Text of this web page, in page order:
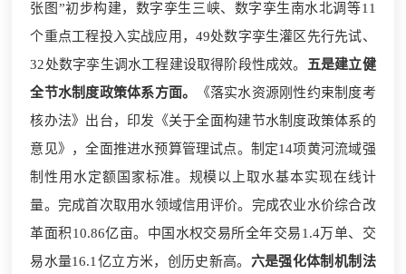
张图”初步构建，数字孪生三峡、数字孪生南水北调等11
个重点工程投入实战应用，49处数字孪生灌区先行先试、
32处数字孪生调水工程建设取得阶段性成效。 五是建立健
全节水制度政策体系方面。
《落实水资源刚性约束制度考
核办法》出台，印发《关于全面构建节水制度政策体系的
意见》，全面推进水预算管理试点。制定14项黄河流域强
制性用水定额国家标准。规模以上取水基本实现在线计
量。完成首次取用水领域信用评价。完成农业水价综合改
革面积10.86亿亩。中国水权交易所全年交易1.4万单、交
易水量16.1亿立方米，创历史新高。 六是强化体制机制法